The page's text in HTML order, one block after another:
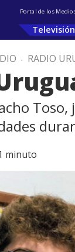
Portal de los
Televisión
. RADIO
minuto